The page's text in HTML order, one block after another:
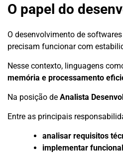
O papel do
O desenvolvimento de
precisam funcionar com
Nesse contexto, linguagens
memória e processamento
Na posição de Analista
Entre as principais
analisar requisitos
implementar